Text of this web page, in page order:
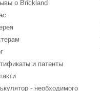
о Brickland
и патенты
- необходимого